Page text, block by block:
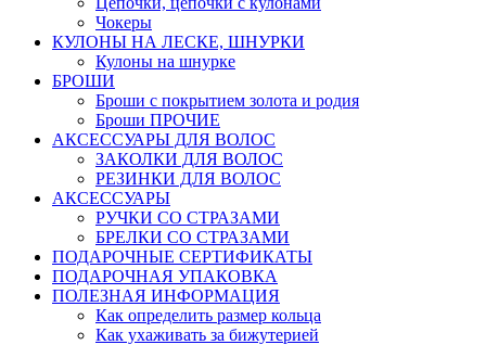
Чокеры
КУЛОНЫ НА ЛЕСКЕ, ШНУРКИ
Кулоны на шнурке
БРОШИ
Броши с покрытием золота и родия
Броши ПРОЧИЕ
АКСЕССУАРЫ ДЛЯ ВОЛОС
ЗАКОЛКИ ДЛЯ ВОЛОС
РЕЗИНКИ ДЛЯ ВОЛОС
АКСЕССУАРЫ
РУЧКИ СО СТРАЗАМИ
БРЕЛКИ СО СТРАЗАМИ
ПОДАРОЧНЫЕ СЕРТИФИКАТЫ
ПОДАРОЧНАЯ УПАКОВКА
ПОЛЕЗНАЯ ИНФОРМАЦИЯ
Как определить размер кольца
Как ухаживать за бижутерией